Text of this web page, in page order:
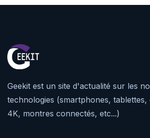
Geekit est un site d'actualité sur les
technologies (smartphones,
4K, montres connectés, etc...)